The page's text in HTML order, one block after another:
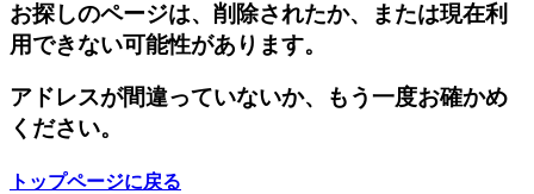
お探しのページは、削除されたか、または現在利
用できない可能性があります。
アドレスが間違っていないか、もう一度お確かめ
ください。
トップページに戻る